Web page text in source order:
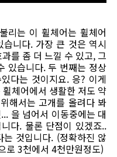
리는 이 휠체어는 휠체어
니다. 가장 큰 것은 역시
를 좀 더 느낄 수 있고, 그
있습니다. 두 번째는 정상
다는 것이지요. 응? 이게
체어에서 생활한 저도 약
해서는 고개를 올려다 봐
을 넘어서 이동중에는 대
다. 물론 단점이 있겠죠..
것입니다. (정확하진 않
로 3천에서 4천만원정도)